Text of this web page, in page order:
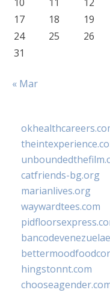
17
18 19
24
25 26
31
« Mar
catfriends-bg.org
marianlives.org
waywardtees.com
hingstonnt.com